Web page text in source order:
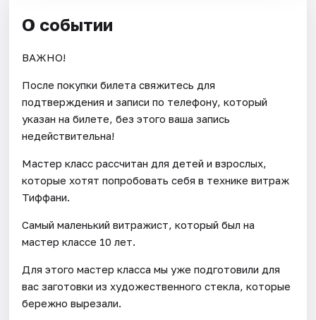
О событии
ВАЖНО!
После покупки билета свяжитесь для
подтверждения и записи по телефону, который
указан на билете, без этого ваша запись
недействительна!
Мастер класс рассчитан для детей и взрослых,
которые хотят попробовать себя в технике витраж
Тиффани.
Самый маленький витражист, который был на
мастер классе 10 лет.
Для этого мастер класса мы уже подготовили для
вас заготовки из художественного стекла, которые
бережно вырезали.